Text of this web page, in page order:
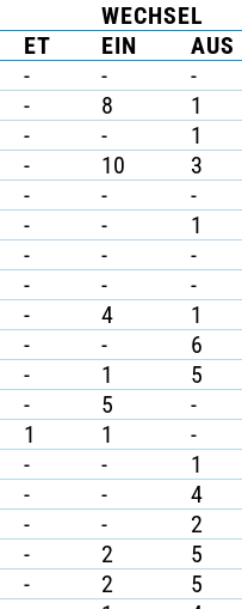
WECHSEL
ET EIN
AUS
- -
-
- 8
1
- -
1
- 10
3
- -
-
- -
1
- -
-
- -
-
- 4
1
- -
6
- 1
5
- 5
-
1 1
-
- -
1
- -
4
- -
2
- 2
5
- 2
5